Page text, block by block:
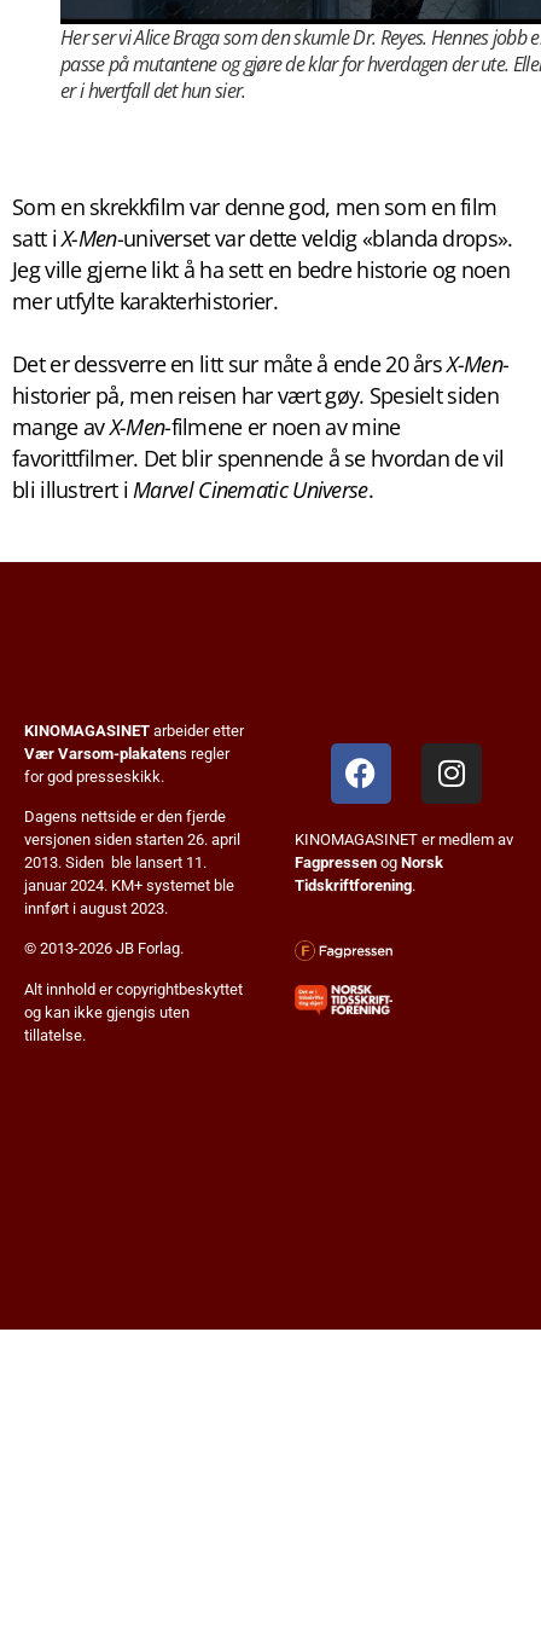
Her ser vi Alice Braga som den skumle Dr. Reyes. Hennes jobb
passe på mutantene og gjøre de klar for hverdagen der ute.
er i hvertfall det hun sier.
Som en skrekkfilm var denne god, men som en film
satt iX-Men-universet var dette veldig «blanda drops».
Jeg ville gjerne likt å ha sett en bedre historie og noen
mer utfylte karakterhistorier.
Det er dessverre en litt sur måte å ende 20 årsX-Men-
historier på, men reisen har vært gøy. Spesielt siden
mange avX-Men-filmene er noen av mine
favorittfilmer. Det blir spennende å se hvordan de vil
bli illustrert iMarvel Cinematic Universe.
KINOMAGASINET arbeider etter
Vær Varsom-plakatens regler
for god presseskikk.
Dagens nettside er den fjerde
versjonen siden starten 26. april
2013. Siden ble lansert 11.
januar 2024. KM+ systemet ble
innført i august 2023.
© 2013-2026 JB Forlag.
Alt innhold er copyrightbeskyttet
og kan ikke gjengis uten
tillatelse.
KINOMAGASINET er medlem av
Fagpressen og Norsk
Tidskriftforening.